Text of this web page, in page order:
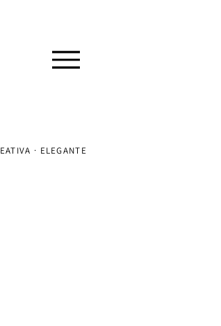
· ELEGANTE